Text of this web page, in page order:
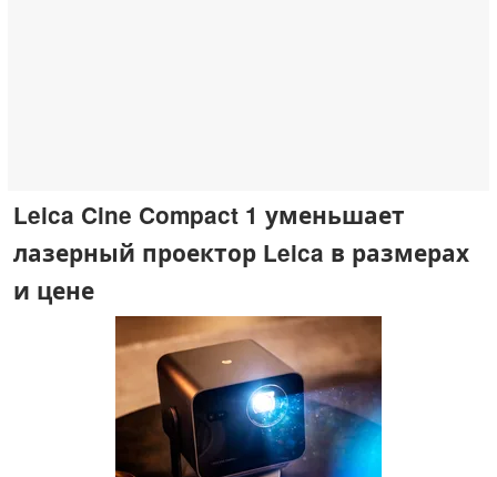
Leica Cine Compact 1 уменьшает
лазерный проектор Leica в размерах
и цене